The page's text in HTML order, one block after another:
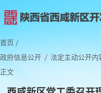
首页 /
政府信息公开 / 法定主动公开内
正文